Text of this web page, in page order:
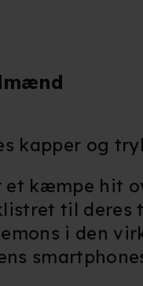
kapper og
et kæmpe hit
til deres
i den